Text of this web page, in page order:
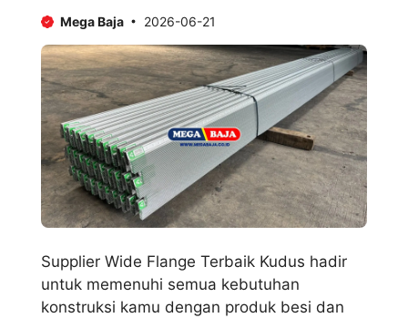
Mega Baja 2026-06-21
Supplier Wide Flange Terbaik Kudus hadir
untuk memenuhi semua kebutuhan
konstruksi kamu dengan produk besi dan